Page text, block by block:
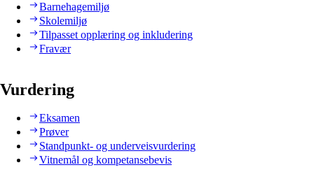
Barnehagemiljø
Skolemiljø
Tilpasset opplæring og inkludering
Fravær
Vurdering
Eksamen
Prøver
Standpunkt- og underveisvurdering
Vitnemål og kompetansebevis